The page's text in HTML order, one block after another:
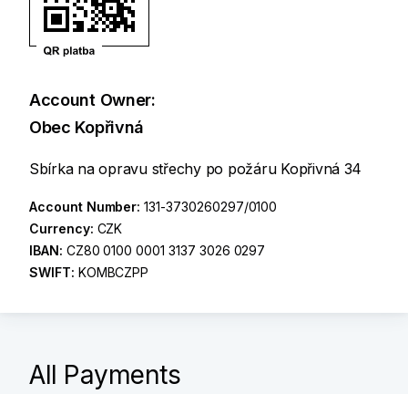
Account Owner:
Obec Kopřivná
Sbírka na opravu střechy po požáru Kopřivná 34
Account Number:131-3730260297/0100
Currency: CZK
IBAN: CZ80 0100 0001 3137 3026 0297
SWIFT: KOMBCZPP
All Payments